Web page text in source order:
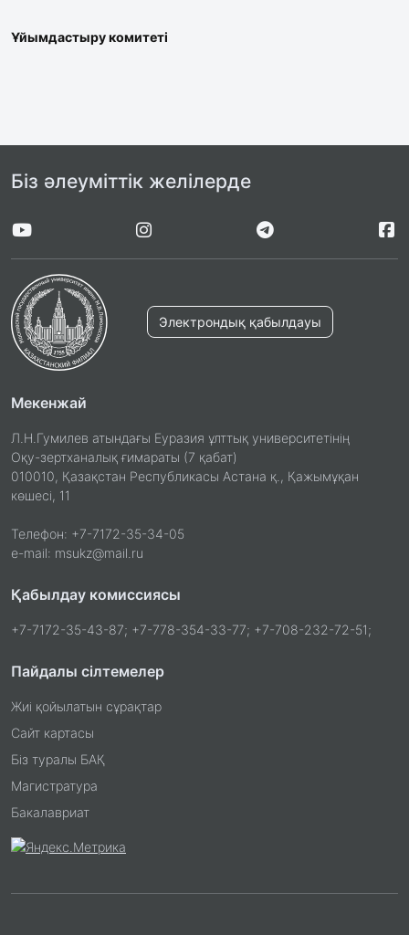
Ұйымдастырукомитеті
Біз әлеуміттік желілерде
Электрондық қабылдауы
Мекенжай
Л.Н.Гумилев атындағы Еуразия ұлттық университетінің
Оқу-зертханалық ғимараты (7 қабат)
010010, Қазақстан Республикасы Астана қ., Қажымұқан
көшесі, 11
Телефон: +7-7172-35-34-05
e-mail: msukz@mail.ru
Қабылдау комиссиясы
+7-7172-35-43-87; +7-778-354-33-77; +7-708-232-72-51;
Пайдалы сілтемелер
Жиі қойылатын сұрақтар
Сайт картасы
Біз туралы БАҚ
Магистратура
Бакалавриат